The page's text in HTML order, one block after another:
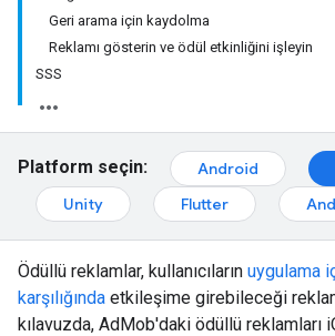
Geri arama için kaydolma
Reklamı gösterin ve ödül etkinliğini işleyin
SSS
Platform seçin: Android
Unity
Flutter
Ödüllü reklamlar, kullanıcıların uygulama
karşılığında etkileşime girebileceği
kılavuzda, AdMob'daki ödüllü reklamları